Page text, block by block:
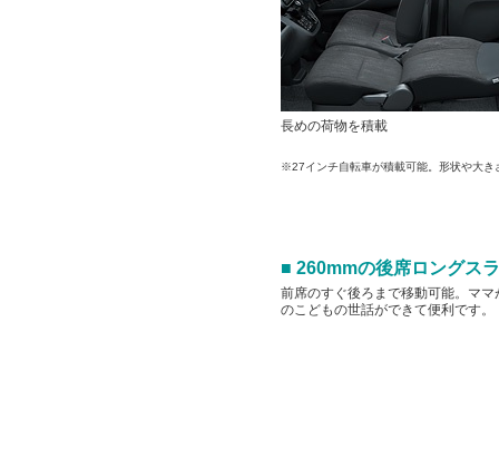
長めの荷物を積載
※27インチ自転車が積載可能。形状や大き
■ 260mmの後席ロングス
前席のすぐ後ろまで移動可能。マ
のこどもの世話ができて便利です。